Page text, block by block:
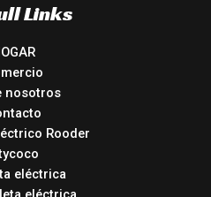
Links
nosotros
Rooder
eléctrica